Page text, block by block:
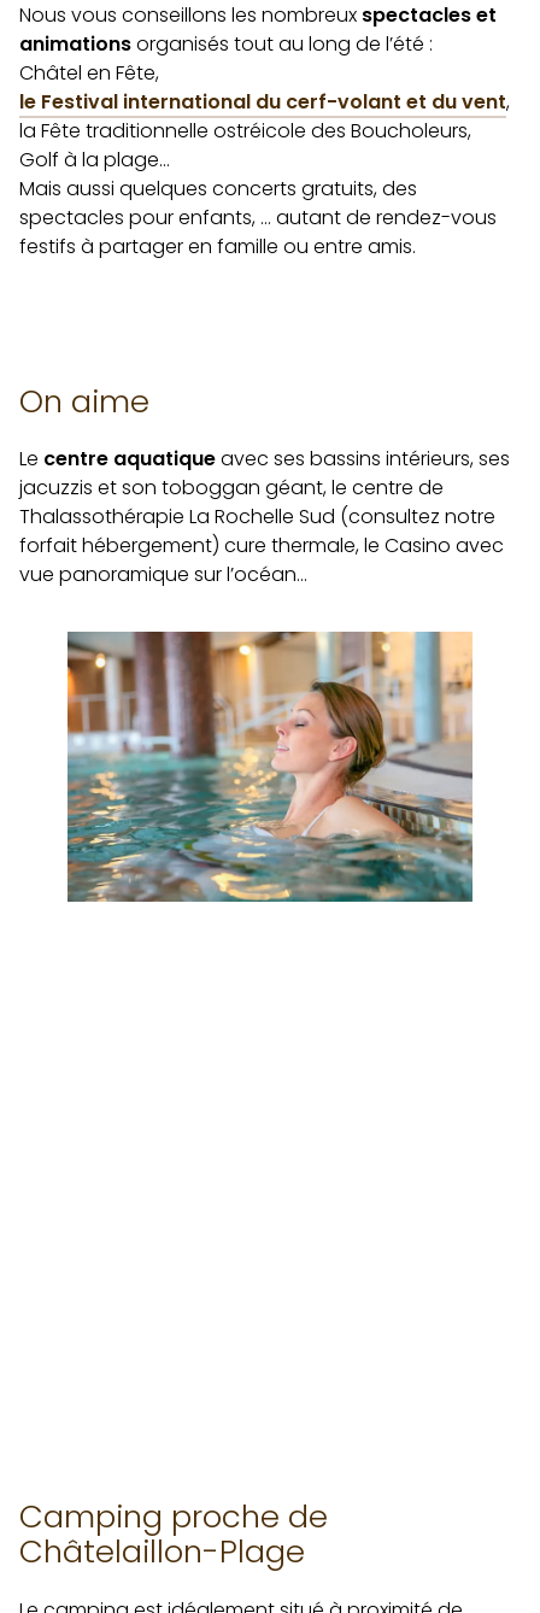
Nous vous conseillons les nombreux spectacles et
animationsorganisés tout au long de l’été :
Châtel en Fête,
le Festival international du cerf-volant et du vent,
la Fête traditionnelle ostréicole des Boucholeurs,
Golf à la plage…
Mais aussi quelques concerts gratuits, des
spectacles pour enfants, … autant de rendez-vous
festifs à partager en famille ou entre amis.
On aime
Le centre aquatiqueavec ses bassins intérieurs, ses
jacuzzis et son toboggan géant, le centre de
Thalassothérapie La Rochelle Sud (consultez notre
forfait hébergement) cure thermale, le Casino avec
vue panoramique sur l’océan…
Camping proche de
Châtelaillon-Plage